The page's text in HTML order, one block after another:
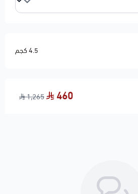
4.5 كجم
460
1,265